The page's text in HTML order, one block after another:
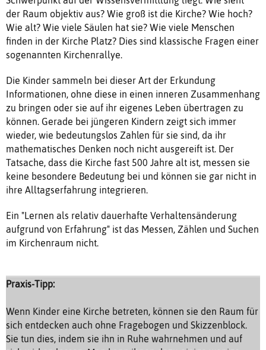
der Raum objektiv aus? Wie groß ist die Kirche? Wie hoch?
Wie alt? Wie viele Säulen hat sie? Wie viele Menschen
finden in der Kirche Platz? Dies sind klassische Fragen einer
sogenannten Kirchenrallye.
Die Kinder sammeln bei dieser Art der Erkundung
Informationen, ohne diese in einen inneren Zusammenhang
zu bringen oder sie auf ihr eigenes Leben übertragen zu
können. Gerade bei jüngeren Kindern zeigt sich immer
wieder, wie bedeutungslos Zahlen für sie sind, da ihr
mathematisches Denken noch nicht ausgereift ist. Der
Tatsache, dass die Kirche fast 500 Jahre alt ist, messen sie
keine besondere Bedeutung bei und können sie gar nicht in
ihre Alltagserfahrung integrieren.
Ein "Lernen als relativ dauerhafte Verhaltensänderung
aufgrund von Erfahrung" ist das Messen, Zählen und Suchen
im Kirchenraum nicht.
Praxis-Tipp:
Wenn Kinder eine Kirche betreten, können sie den Raum für
sich entdecken auch ohne Fragebogen und Skizzenblock.
Sie tun dies, indem sie ihn in Ruhe wahrnehmen und auf